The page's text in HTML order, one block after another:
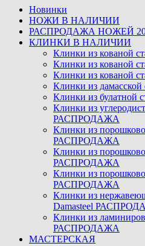
Новинки
НОЖИ В НАЛИЧИИ
РАСПРОДАЖА НОЖЕЙ
КЛИНКИ В НАЛИЧИИ
Клинки из кованой
Клинки из кованой
Клинки из
Клинки из
Клинки из
Клинки из
РАСПРОДАЖА
Клинки из
РАСПРОДАЖА
Клинки из
РАСПРОДАЖА
Клинки из
РАСПРОДАЖА
Клинки из
Damasteel
Клинки из
РАСПРОДАЖА
МАСТЕРСКАЯ